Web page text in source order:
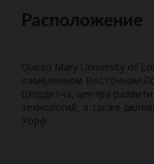
Расположение
Queen Mary University of
оживленном Восточном
Шордитча, центра
технологий, а также
Уорф.